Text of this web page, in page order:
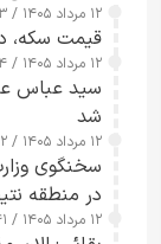
۱۲ مرداد ۱۴۰۵ / ۱۵:۲۳
قیمت سکه، دلار و طلا
۱۲ مرداد ۱۴۰۵ / ۱۵:۰۴
سید عباس
شد
۱۲ مرداد ۱۴۰۵ / ۱۲:۱۲
سخنگوی
در منطقه
۱۲ مرداد ۱۴۰۵ / ۱۱:۴۱